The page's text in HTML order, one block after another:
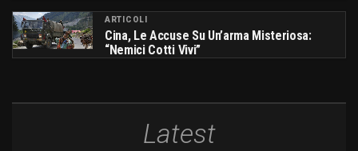
ARTICOLI
Cina, Le Accuse Su Un’arma Misteriosa:
“Nemici Cotti Vivi”
Latest